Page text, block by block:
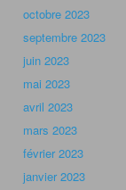
octobre 2023
septembre 2023
juin 2023
mai 2023
avril 2023
mars 2023
février 2023
janvier 2023